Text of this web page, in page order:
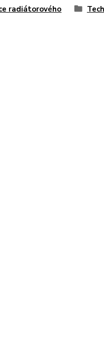
radiátorového